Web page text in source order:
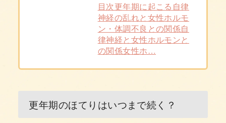
目次更年期に起こる自律
神経の乱れと女性ホルモ
ン・体調不良との関係自
律神経と女性ホルモンと
の関係女性ホ…
更年期のほてりはいつまで続く？